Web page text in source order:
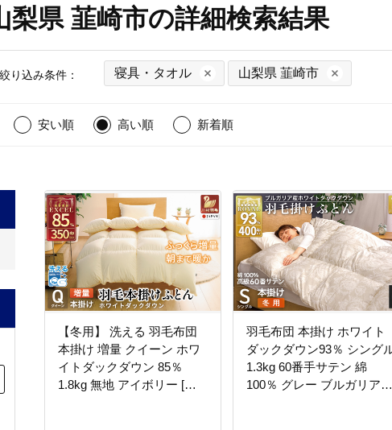
梨県 韮崎市の詳細検索結果
絞り込み条件： 寝具・タオル 山梨県 韮崎市
安い順 高い順
新着順
【冬用】 洗える 羽毛布団
本掛け 増量 クイーン ホワ
イトダックダウン 85％
1.8kg 無地 アイボリー [川
羽毛布団 本掛け ホワイト
ダックダウン93％ シング
1.3kg 60番手サテン 綿
100％ グレー ブルガリア産